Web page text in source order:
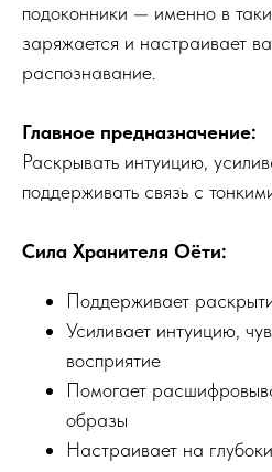
подоконники — именно в
заряжается и настраивает
распознавание.
Главное предназначение:
Раскрывать интуицию,
поддерживать связь с
Сила Хранителя Оёти:
Поддерживает
Усиливает интуицию,
восприятие
Помогает
образы
Настраивает на